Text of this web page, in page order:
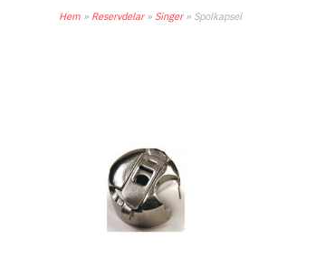
Hem » Reservdelar» Singer» Spolkapsel